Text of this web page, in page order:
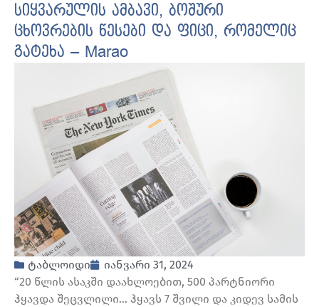
სიყვარულის ამბავი, ბოშური
ცხოვრების წესები და ფიცი, რომელიც
გატეხა – Marao
ტაბლოიდი
იანვარი 31, 2024
“20 წლის ასაკ­ში და­ახ­ლო­ე­ბით, 500 პარტნი­ო­რი
ჰყავ­და შეც­ვლი­ლი… ჰყავს 7 შვილი და კიდევ სამის